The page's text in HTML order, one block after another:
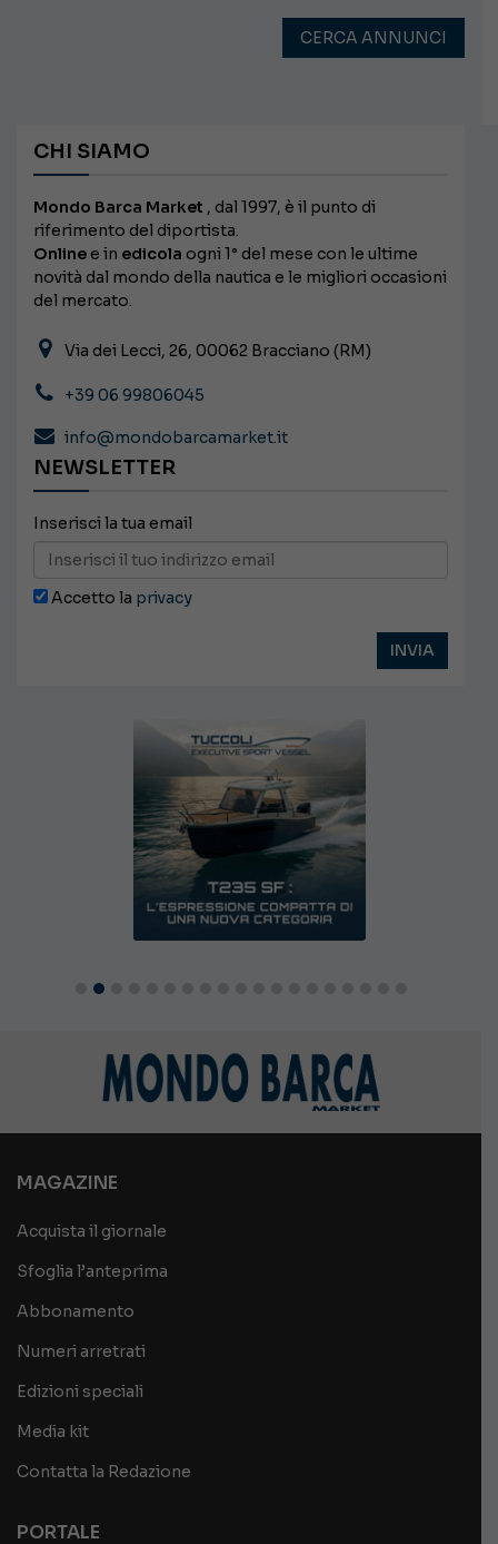
CERCA ANNUNCI
CHI SIAMO
Mondo Barca Market , dal 1997, è il punto di
riferimento del diportista.
Online e in edicola ogni 1° del mese con le ultime
novità dal mondo della nautica e le migliori occasioni
del mercato.
Via dei Lecci, 26, 00062 Bracciano (RM)
+39 06 99806045
info@mondobarcamarket.it
NEWSLETTER
Inserisci la tua email
Accetto la privacy
MAGAZINE
Acquista il giornale
Sfoglia l’anteprima
Abbonamento
Numeri arretrati
Edizioni speciali
Media kit
Contatta la Redazione
PORTALE